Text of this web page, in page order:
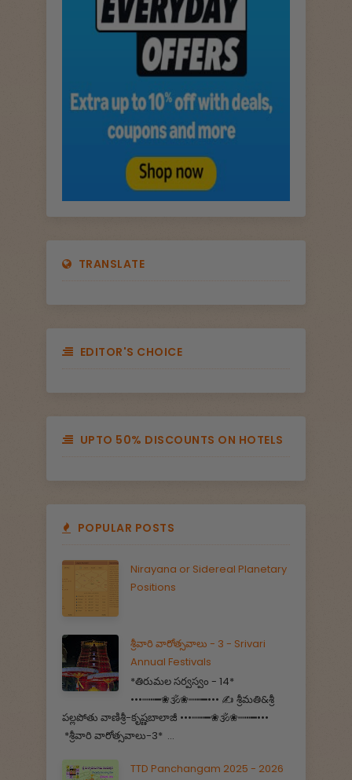
TRANSLATE
EDITOR'S CHOICE
UPTO 50% DISCOUNTS ON HOTELS
POPULAR POSTS
Nirayana or Sidereal Planetary
Positions
శ్రీవారి వారోత్సవాలు - 3 - Srivari
Annual Festivals
*తిరుమల సర్వస్వం - 14*
•••┉┅━❀🕉️❀┉┅━••• ✍️ శ్రీమతి&శ్రీ
పల్లపోతు వాణిశ్రీ-కృష్ణబాలాజీ •••┉┅━❀🕉️❀┉┅━•••
*శ్రీవారి వారోత్సవాలు-3* ...
TTD Panchangam 2025 - 2026